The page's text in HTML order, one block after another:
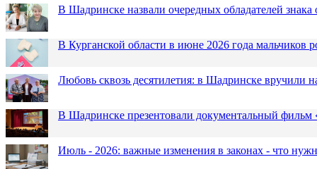
В Шадринске назвали очередных обладателей знака
В Курганской области в июне 2026 года мальчиков
Любовь сквозь десятилетия: в Шадринске вручили
В Шадринске презентовали документальный
Июль - 2026: важные изменения в законах - что